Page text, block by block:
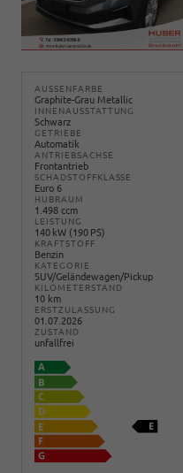
AUSSENFARBE
Graphite-Grau Metallic
INNENAUSSTATTUNG
Schwarz
GETRIEBE
Automatik
ANTRIEBSACHSE
Frontantrieb
SCHADSTOFFKLASSE
Euro 6
HUBRAUM
1.498 ccm
LEISTUNG
140 kW (190 PS)
KRAFTSTOFF
Benzin
KATEGORIE
SUV/Geländewagen/Pickup
KILOMETERSTAND
10 km
ERSTZULASSUNG
01.07.2026
ZUSTAND
unfallfrei